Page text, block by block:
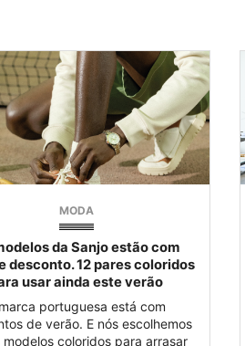
MODA
da Sanjo estão com
desconto. 12 pares coloridos
usar ainda este verão
portuguesa está com
de verão. E nós escolhemos
modelos coloridos para arrasar